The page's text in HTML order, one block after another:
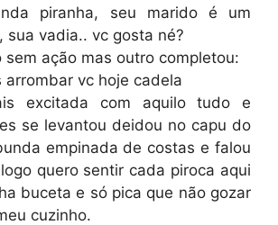
piranha, seu marido é um
sua vadia.. vc gosta né?
sem ação mas outro completou:
vc hoje cadela
excitada com aquilo tudo e
se levantou deidou no capu do
empinada de costas e falou
quero sentir cada piroca aqui
buceta e só pica que não gozar
cuzinho.